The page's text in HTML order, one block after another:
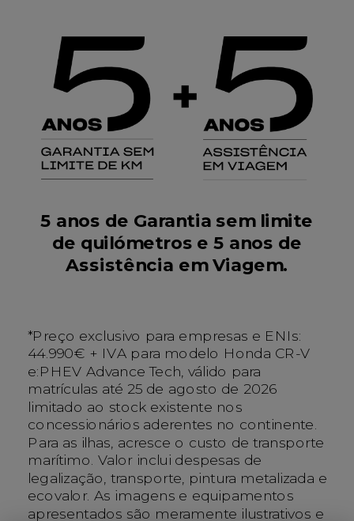
*Preço exclusivo para empresas e ENIs:
44.990€ + IVA para modelo Honda CR-V
e:PHEV Advance Tech, válido para
matrículas até 25 de agosto de 2026
limitado ao stock existente nos
concessionários aderentes no continente.
Para as ilhas, acresce o custo de transporte
marítimo. Valor inclui despesas de
legalização, transporte, pintura metalizada e
ecovalor. As imagens e equipamentos
apresentados são meramente ilustrativos e
5 anos de Garantia sem limite
de quilómetros e 5 anos de
Assistência em Viagem.